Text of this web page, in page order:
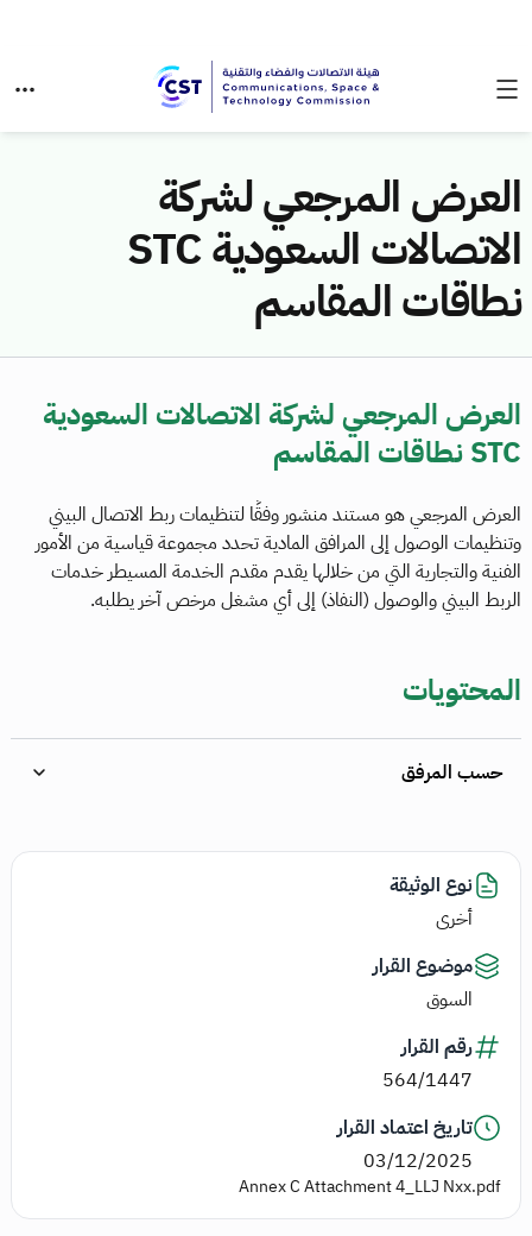
العرض المرجعي لشركة
الاتصالات السعودية STC
نطاقات المقاسم
العرض المرجعي لشركة الاتصالات السعودية
STC نطاقات المقاسم
العرض المرجعي هو مستند منشور وفقًا لتنظيمات ربط الاتصال البيني
وتنظيمات الوصول إلى المرافق المادية تحدد مجموعة قياسية من الأمور
الفنية والتجارية التي من خلالها يقدم مقدم الخدمة المسيطر خدمات
الربط البيني والوصول (النفاذ) إلى أي مشغل مرخص آخر يطلبه.
المحتويات
حسب المرفق
نوع الوثيقة
أخرى
موضوع القرار
السوق
رقم القرار
564/1447
تاريخ اعتماد القرار
03/12/2025
Annex C Attachment 4_LLJ Nxx.pdf